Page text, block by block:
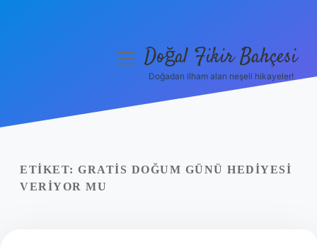
Yasal Uyarı
menüyüDoğal Fikir Bahçesi
Doğadan ilham alan neşeli hikayeler!
ETIKET: GRATIS DOĞUM GÜNÜ HEDIYESI
VERIYOR MU